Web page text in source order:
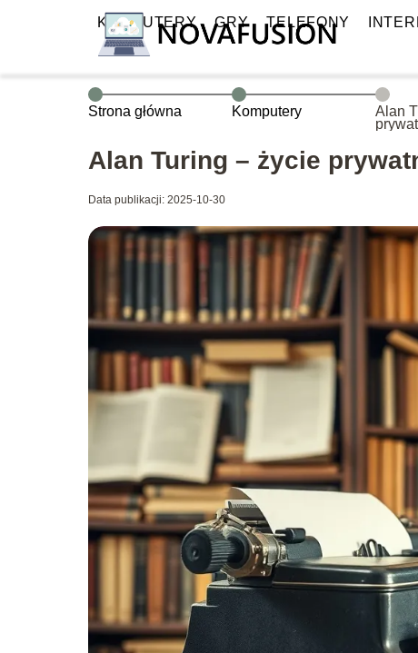
KOMPUTERY GRY TELEFONY
Strona główna Komputery
Alan
Alan Turing – życie
Data publikacji: 2025-10-30